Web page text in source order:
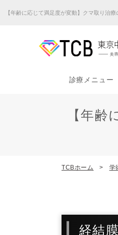
【年齢に応じて満足度が変動】クマ取り治
診療メニュー
【年
TCBホーム 学
経結